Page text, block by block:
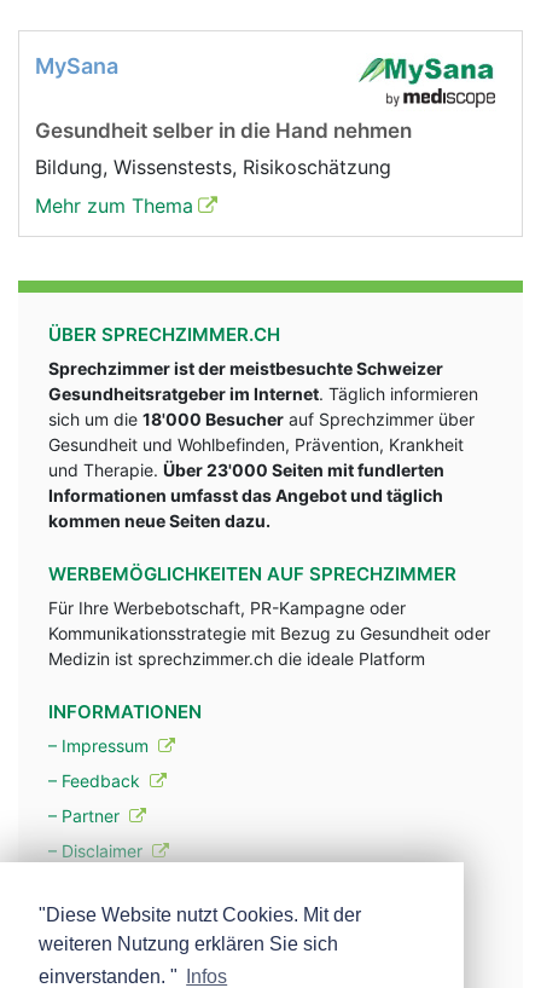
MySana
Gesundheit selber in die Hand nehmen
Bildung, Wissenstests, Risikoschätzung
Mehr zum Thema
ÜBER SPRECHZIMMER.CH
Sprechzimmer ist der meistbesuchte Schweizer
Gesundheitsratgeber im Internet. Täglich informieren
sich um die 18'000 Besucher auf Sprechzimmer über
Gesundheit und Wohlbefinden, Prävention, Krankheit
und Therapie. Über 23'000 Seiten mit fundlerten
Informationen umfasst das Angebot und täglich
kommen neue Seiten dazu.
WERBEMÖGLICHKEITEN AUF SPRECHZIMMER
Für Ihre Werbebotschaft, PR-Kampagne oder
Kommunikationsstrategie mit Bezug zu Gesundheit oder
Medizin ist sprechzimmer.ch die ideale Platform
INFORMATIONEN
– Impressum
– Feedback
– Partner
– Disclaimer
– Werbung
– Mehr über unsere Experten
"Diese Website nutzt Cookies. Mit der
weiteren Nutzung erklären Sie sich
einverstanden. "
Infos